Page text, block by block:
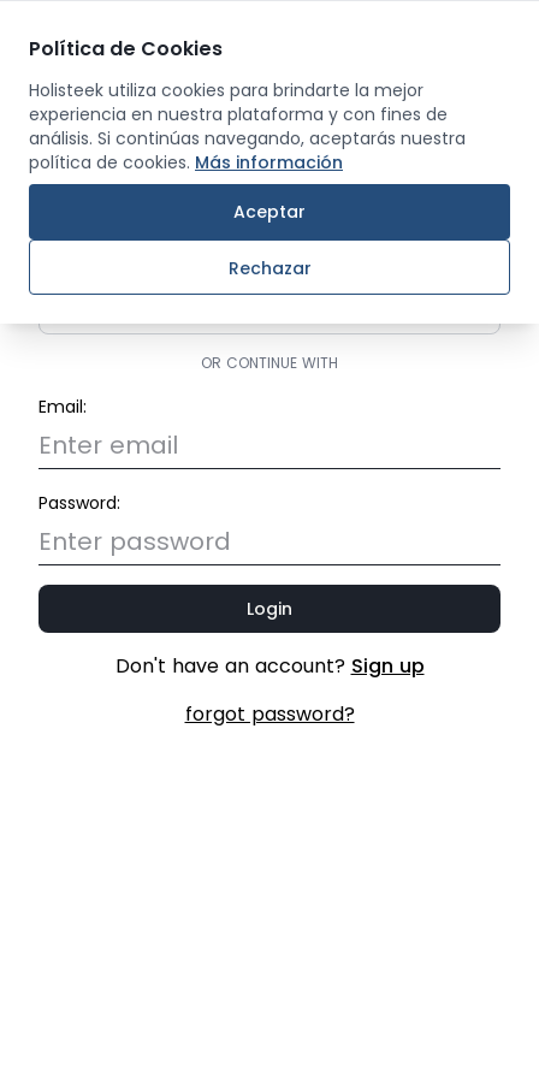
Política de Cookies
Holisteek utiliza cookies para brindarte la mejor
experiencia en nuestra plataforma y con fines de
análisis. Si continúas navegando, aceptarás nuestra
política de cookies. Más información
Rechazar
Aceptar
Back
Login
OR CONTINUE WITH
Email:
Password:
Login
Don't have an account? Sign up
forgot password?